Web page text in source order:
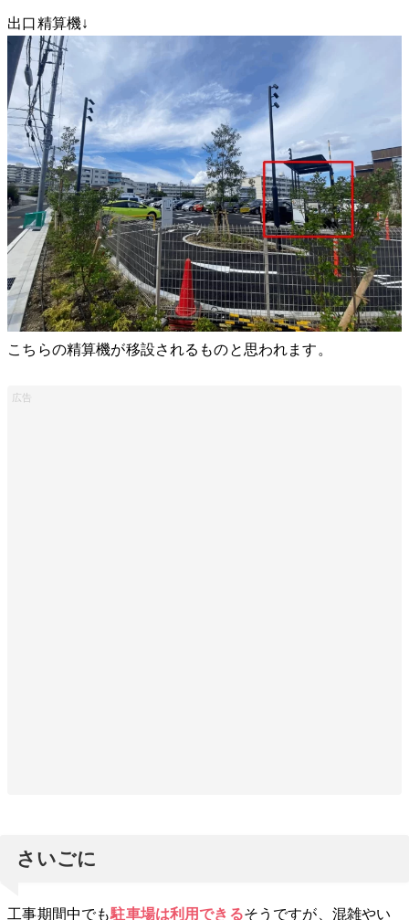
出口精算機↓
こちらの精算機が移設されるものと思われます。
さいごに
工事期間中でも駐車場は利用できるそうですが、混雑やい